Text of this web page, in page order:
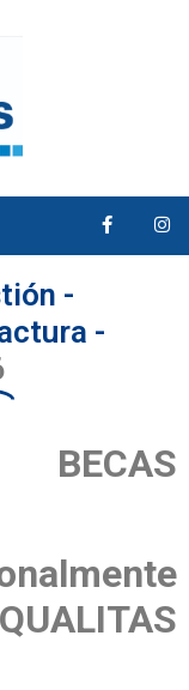
-
-
BECAS